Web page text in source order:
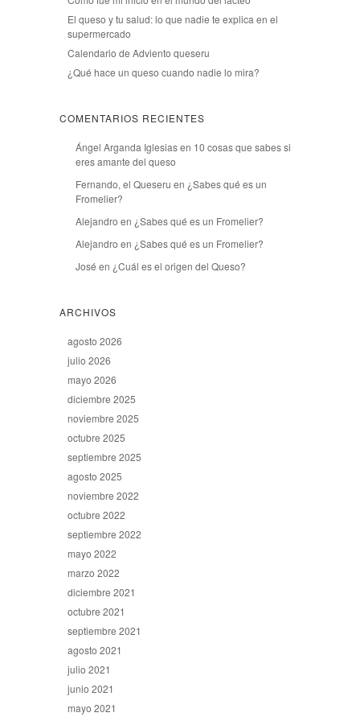
El queso y tu salud: lo que nadie te explica en el
supermercado
Calendario de Adviento queseru
¿Qué hace un queso cuando nadie lo mira?
COMENTARIOS RECIENTES
Ángel Arganda Iglesiasen 10 cosas que sabes si
eres amante del queso
Fernando, el Queseru en ¿Sabes qué es un
Fromelier?
Alejandro en ¿Sabes qué es un Fromelier?
Alejandro en ¿Sabes qué es un Fromelier?
José en ¿Cuál es el origen del Queso?
ARCHIVOS
agosto 2026
julio 2026
mayo 2026
diciembre 2025
noviembre 2025
octubre 2025
septiembre 2025
agosto 2025
noviembre 2022
octubre 2022
septiembre 2022
mayo 2022
marzo 2022
diciembre 2021
octubre 2021
septiembre 2021
agosto 2021
julio 2021
junio 2021
mayo 2021